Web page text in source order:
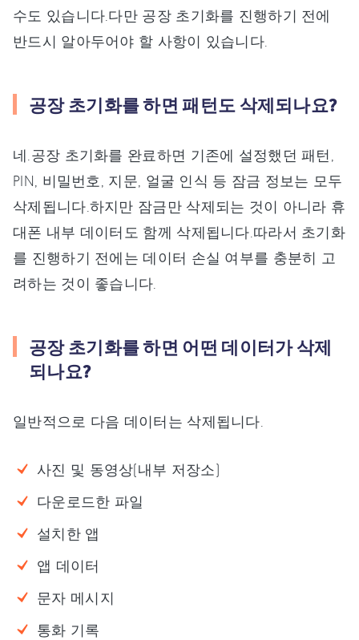
수도 있습니다.다만 공장 초기화를 진행하기 전에
반드시 알아두어야 할 사항이 있습니다.
공장 초기화를 하면 패턴도 삭제되나요?
네.공장 초기화를 완료하면 기존에 설정했던 패턴,
PIN, 비밀번호, 지문, 얼굴 인식 등 잠금 정보는 모두
삭제됩니다.하지만 잠금만 삭제되는 것이 아니라 휴
대폰 내부 데이터도 함께 삭제됩니다.따라서 초기화
를 진행하기 전에는 데이터 손실 여부를 충분히 고
려하는 것이 좋습니다.
공장 초기화를 하면 어떤 데이터가 삭제
되나요?
일반적으로 다음 데이터는 삭제됩니다.
사진 및 동영상(내부 저장소)
다운로드한 파일
설치한 앱
앱 데이터
문자 메시지
통화 기록